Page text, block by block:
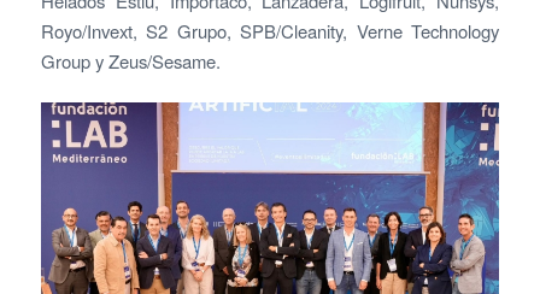
Royo/Invext, S2 Grupo, SPB/Cleanity, Verne Technology
Group y Zeus/Sesame.